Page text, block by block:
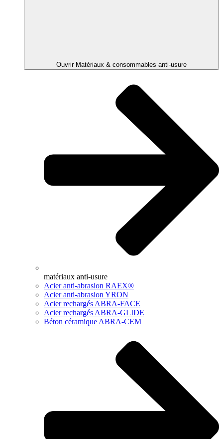
Ouvrir Matériaux & consommables anti-usure
matériaux anti-usure
Acier anti-abrasion RAEX®
Acier anti-abrasion YRON
Acier rechargés ABRA-FACE
Acier rechargés ABRA-GLIDE
Béton céramique ABRA-CEM